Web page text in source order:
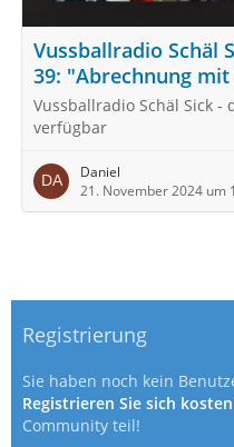
Vussballradio Schäl
39: "Abrechnung
Vussballradio Schäl Sick -
verfügbar
Daniel
21. November 2024 um
Registrierung
Sie haben noch kein
Registrieren Sie sich
Community teil!